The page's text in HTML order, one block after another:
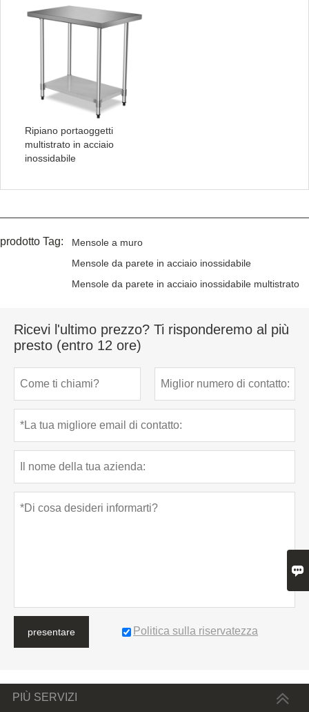
Ripiano portaoggetti
multistrato in acciaio
inossidabile
prodotto Tag:
Mensole a muro
Mensole da parete in acciaio inossidabile
Mensole da parete in acciaio inossidabile multistrato
Ricevi l'ultimo prezzo? Ti risponderemo al più
presto (entro 12 ore)
presentare Politica sulla riservatezza
PIÙ SERVIZI
